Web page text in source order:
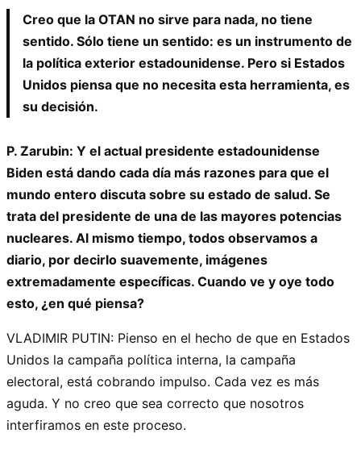
Creo que la OTAN no sirve para nada, no tiene
sentido. Sólo tiene un sentido: es un instrumento de
la política exterior estadounidense. Pero si Estados
Unidos piensa que no necesita esta herramienta, es
su decisión.
P. Zarubin: Y el actual presidente estadounidense
Biden está dando cada día más razones para que el
mundo entero discuta sobre su estado de salud. Se
trata del presidente de una de las mayores potencias
nucleares. Al mismo tiempo, todos observamos a
diario, por decirlo suavemente, imágenes
extremadamente específicas. Cuando ve y oye todo
esto, ¿en qué piensa?
VLADIMIR PUTIN: Pienso en el hecho de que en Estados
Unidos la campaña política interna, la campaña
electoral, está cobrando impulso. Cada vez es más
aguda. Y no creo que sea correcto que nosotros
interfiramos en este proceso.